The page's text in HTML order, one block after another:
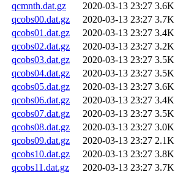
qcmnth.dat.gz
2020-03-13 23:27 3.6K
qcobs00.dat.gz
2020-03-13 23:27 3.7K
qcobs01.dat.gz
2020-03-13 23:27 3.4K
qcobs02.dat.gz
2020-03-13 23:27 3.2K
qcobs03.dat.gz
2020-03-13 23:27 3.5K
qcobs04.dat.gz
2020-03-13 23:27 3.5K
qcobs05.dat.gz
2020-03-13 23:27 3.6K
qcobs06.dat.gz
2020-03-13 23:27 3.4K
qcobs07.dat.gz
2020-03-13 23:27 3.5K
qcobs08.dat.gz
2020-03-13 23:27 3.0K
qcobs09.dat.gz
2020-03-13 23:27 2.1K
qcobs10.dat.gz
2020-03-13 23:27 3.8K
qcobs11.dat.gz
2020-03-13 23:27 3.7K